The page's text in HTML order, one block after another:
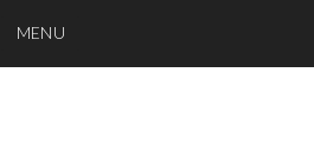
to
MENU